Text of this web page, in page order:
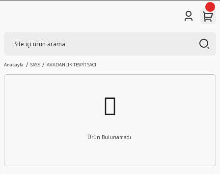
Anasayfa SASE AVADANLIK TESPİT SACI
Ürün Bulunamadı.